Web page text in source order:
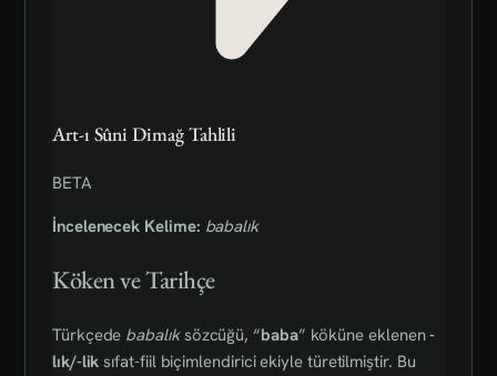
Art-ı Sûni Dimağ Tahlili
BETA
İncelenecek Kelime: babalık
Köken ve Tarihçe
Türkçede babalıksözcüğü, “baba” köküne eklenen-
lık/-lik sıfat-fiil biçimlendirici ekiyle türetilmiştir. Bu